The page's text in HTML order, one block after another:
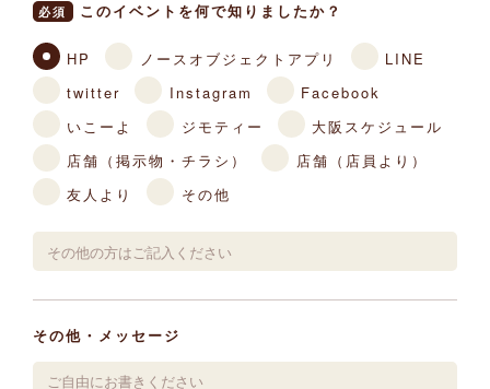
必須 このイベントを何で知りましたか？
HP ノースオブジェクトアプリ
LINE
twitter
Instagram
Facebook
いこーよ
ジモティー
大阪スケジュール
店舗（掲示物・チラシ）
店舗（店員より）
友人より
その他
その他・メッセージ